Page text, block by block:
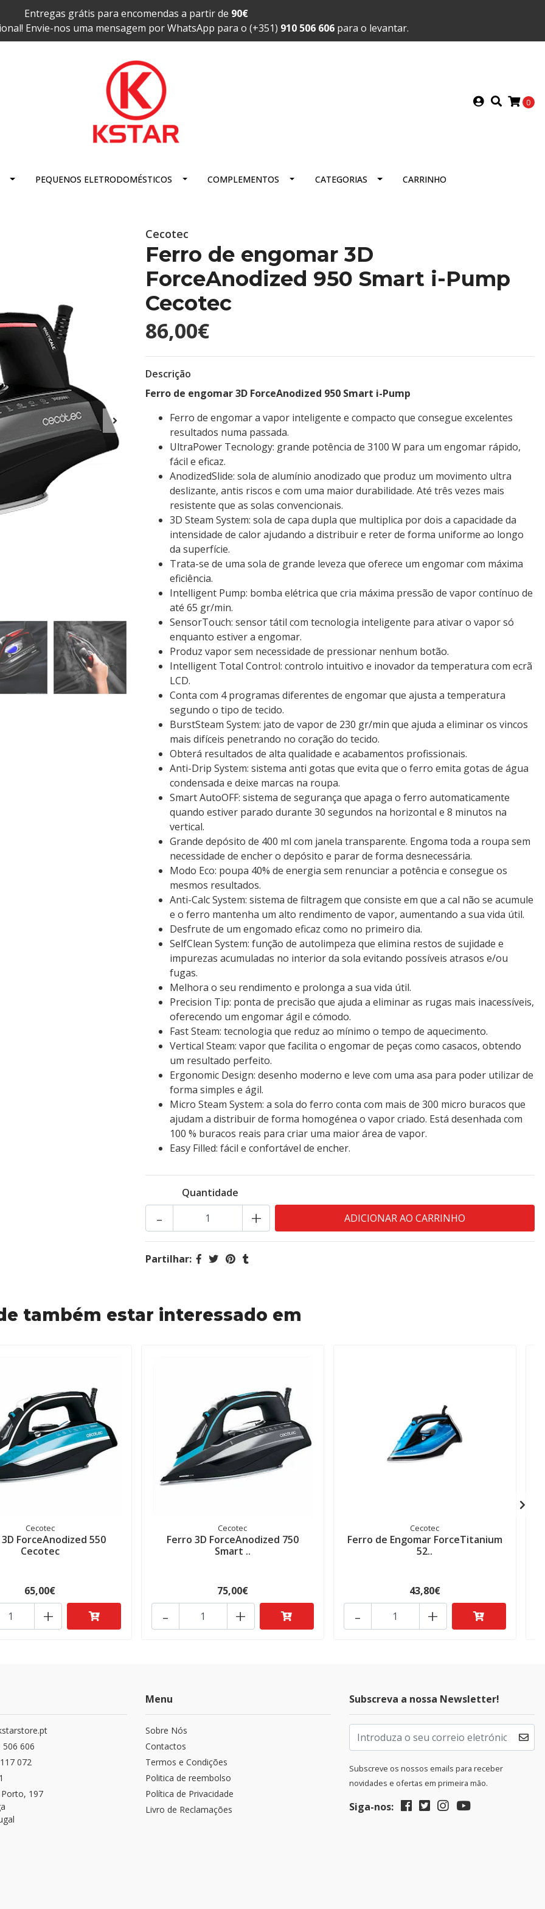
Entregas grátis para encomendas a partir de 90€
Envie-nos uma mensagem por WhatsApp para o (+351) 910 506 606 para o levantar.
0
PEQUENOS ELETRODOMÉSTICOS COMPLEMENTOS CATEGORIAS CARRINHO
Cecotec
Ferro de engomar 3D
ForceAnodized 950 Smart i-Pump
Cecotec
86,00€
Descrição
Ferro de engomar 3D ForceAnodized 950 Smart i-Pump
Ferro de engomar a vapor inteligente e compacto que consegue excelentes
resultados numa passada.
UltraPower Tecnology: grande potência de 3100 W para um engomar rápido,
fácil e eficaz.
AnodizedSlide: sola de alumínio anodizado que produz um movimento ultra
deslizante, antis riscos e com uma maior durabilidade. Até três vezes mais
resistente que as solas convencionais.
3D Steam System: sola de capa dupla que multiplica por dois a capacidade da
intensidade de calor ajudando a distribuir e reter de forma uniforme ao longo
da superfície.
Trata-se de uma sola de grande leveza que oferece um engomar com máxima
eficiência.
Intelligent Pump: bomba elétrica que cria máxima pressão de vapor contínuo de
até 65 gr/min.
SensorTouch: sensor tátil com tecnologia inteligente para ativar o vapor só
enquanto estiver a engomar.
Produz vapor sem necessidade de pressionar nenhum botão.
Intelligent Total Control: controlo intuitivo e inovador da temperatura com ecrã
LCD.
Conta com 4 programas diferentes de engomar que ajusta a temperatura
segundo o tipo de tecido.
BurstSteam System: jato de vapor de 230 gr/min que ajuda a eliminar os vincos
mais difíceis penetrando no coração do tecido.
Obterá resultados de alta qualidade e acabamentos profissionais.
Anti-Drip System: sistema anti gotas que evita que o ferro emita gotas de água
condensada e deixe marcas na roupa.
Smart AutoOFF: sistema de segurança que apaga o ferro automaticamente
quando estiver parado durante 30 segundos na horizontal e 8 minutos na
vertical.
Grande depósito de 400 ml com janela transparente. Engoma toda a roupa sem
necessidade de encher o depósito e parar de forma desnecessária.
Modo Eco: poupa 40% de energia sem renunciar a potência e consegue os
mesmos resultados.
Anti-Calc System: sistema de filtragem que consiste em que a cal não se acumule
e o ferro mantenha um alto rendimento de vapor, aumentando a sua vida útil.
Desfrute de um engomado eficaz como no primeiro dia.
SelfClean System: função de autolimpeza que elimina restos de sujidade e
impurezas acumuladas no interior da sola evitando possíveis atrasos e/ou
fugas.
Melhora o seu rendimento e prolonga a sua vida útil.
Precision Tip: ponta de precisão que ajuda a eliminar as rugas mais inacessíveis,
oferecendo um engomar ágil e cómodo.
Fast Steam: tecnologia que reduz ao mínimo o tempo de aquecimento.
Vertical Steam: vapor que facilita o engomar de peças como casacos, obtendo
um resultado perfeito.
Ergonomic Design: desenho moderno e leve com uma asa para poder utilizar de
forma simples e ágil.
Micro Steam System: a sola do ferro conta com mais de 300 micro buracos que
ajudam a distribuir de forma homogénea o vapor criado. Está desenhada com
100 % buracos reais para criar uma maior área de vapor.
Easy Filled: fácil e confortável de encher.
Quantidade
+
-
Partilhar:
também estar interessado em
Cecotec
ForceAnodized 550
Cecotec
65,00€
+
Cecotec
Ferro 3D ForceAnodized 750
Smart ..
75,00€
+
-
Cecotec
Ferro de Engomar ForceTitanium
52..
43,80€
+
-
606
072
197
Menu
Sobre Nós
Contactos
Termos e Condições
Politica de reembolso
Política de Privacidade
Livro de Reclamações
Subscreva a nossa Newsletter!
Subscreve os nossos emails para receber
novidades e ofertas em primeira mão.
Siga-nos: